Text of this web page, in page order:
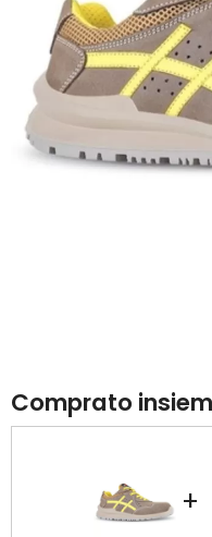
Comprato
+